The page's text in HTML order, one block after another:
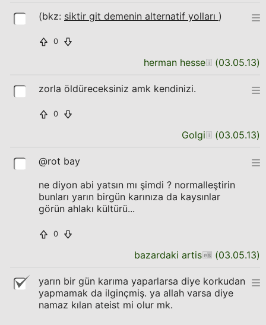
(bkz: siktir git demenin alternatif yolları )
0
herman hesse (03.05.13)
zorla öldüreceksiniz amk kendinizi.
0
Golgi (03.05.13)
@rot bay
ne diyon abi yatsın mı şimdi ? normalleştirin
bunları yarın birgün karınıza da kaysınlar
görün ahlakı kültürü...
0
bazardaki artis (03.05.13)
yarın bir gün karıma yaparlarsa diye korkudan
yapmamak da ilginçmiş. ya allah varsa diye
namaz kılan ateist mi olur mk.